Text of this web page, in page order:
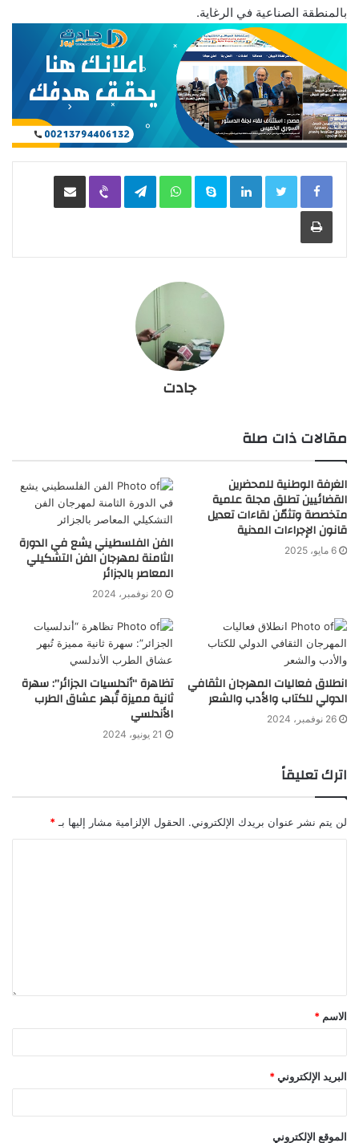
بالمنطقة الصناعية في الرغاية.
LinkedIn
Skype
WhatsApp
Telegram
Viber مشاركة عبر البريد
طباعة
جادت
مقالات ذات صلة
الغرفة الوطنية للمحضرين
القضائيين تطلق مجلة علمية
متخصصة وتثمّن لقاءات تعديل
قانون الإجراءات المدنية
6 مايو، 2025 الفن الفلسطيني يشع في الدورة
الثامنة لمهرجان الفن التشكيلي
المعاصر بالجزائر
20 نوفمبر، 2024
انطلاق فعاليات المهرجان الثقافي
الدولي للكتاب والأدب والشعر
26 نوفمبر، 2024
تظاهرة “أندلسيات الجزائر”: سهرة
ثانية مميزة تُبهر عشاق الطرب
الأندلسي
21 يونيو، 2024
اترك تعليقاً
لن يتم نشر عنوان بريدك الإلكتروني. الحقول الإلزامية مشار إليها بـ *
الاسم *
البريد الإلكتروني *
الموقع الإلكتروني